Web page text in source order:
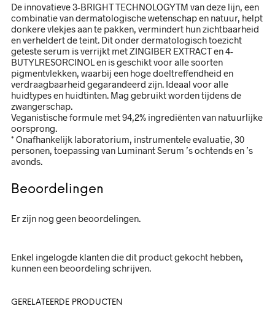
De innovatieve 3-BRIGHT TECHNOLOGYTM van deze lijn, een
combinatie van dermatologische wetenschap en natuur, helpt
donkere vlekjes aan te pakken, vermindert hun zichtbaarheid
en verheldert de teint. Dit onder dermatologisch toezicht
geteste serum is verrijkt met ZINGIBER EXTRACT en 4-
BUTYLRESORCINOL en is geschikt voor alle soorten
pigmentvlekken, waarbij een hoge doeltreffendheid en
verdraagbaarheid gegarandeerd zijn. Ideaal voor alle
huidtypes en huidtinten. Mag gebruikt worden tijdens de
zwangerschap.
Veganistische formule met 94,2% ingrediënten van natuurlijke
oorsprong.
* Onafhankelijk laboratorium, instrumentele evaluatie, 30
personen, toepassing van Luminant Serum ’s ochtends en ’s
avonds.
Beoordelingen
Er zijn nog geen beoordelingen.
Enkel ingelogde klanten die dit product gekocht hebben,
kunnen een beoordeling schrijven.
GERELATEERDE PRODUCTEN